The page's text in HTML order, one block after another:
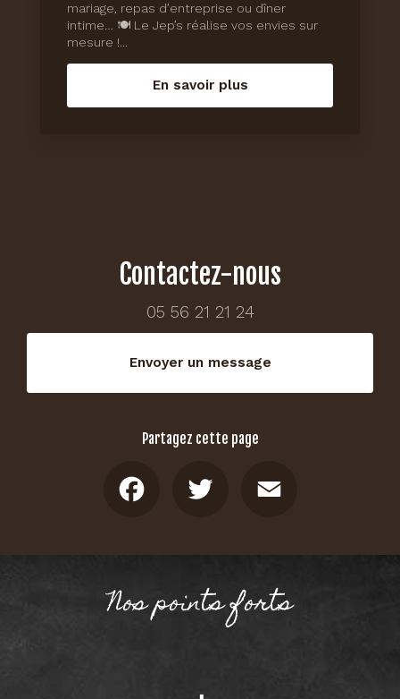
mariage, repas d’entreprise ou dîner
intime… 🍽️ Le Jep’s réalise vos envies sur
mesure !...
En savoir plus
Contactez-nous
05 56 21 21 24
Envoyer un message
Partagez cette page
Nos points forts